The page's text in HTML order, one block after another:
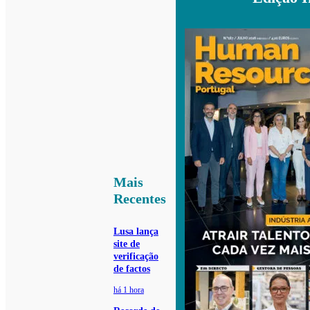
Mais
Recentes
Lusa lança
site de
verificação
de factos
há 1 hora